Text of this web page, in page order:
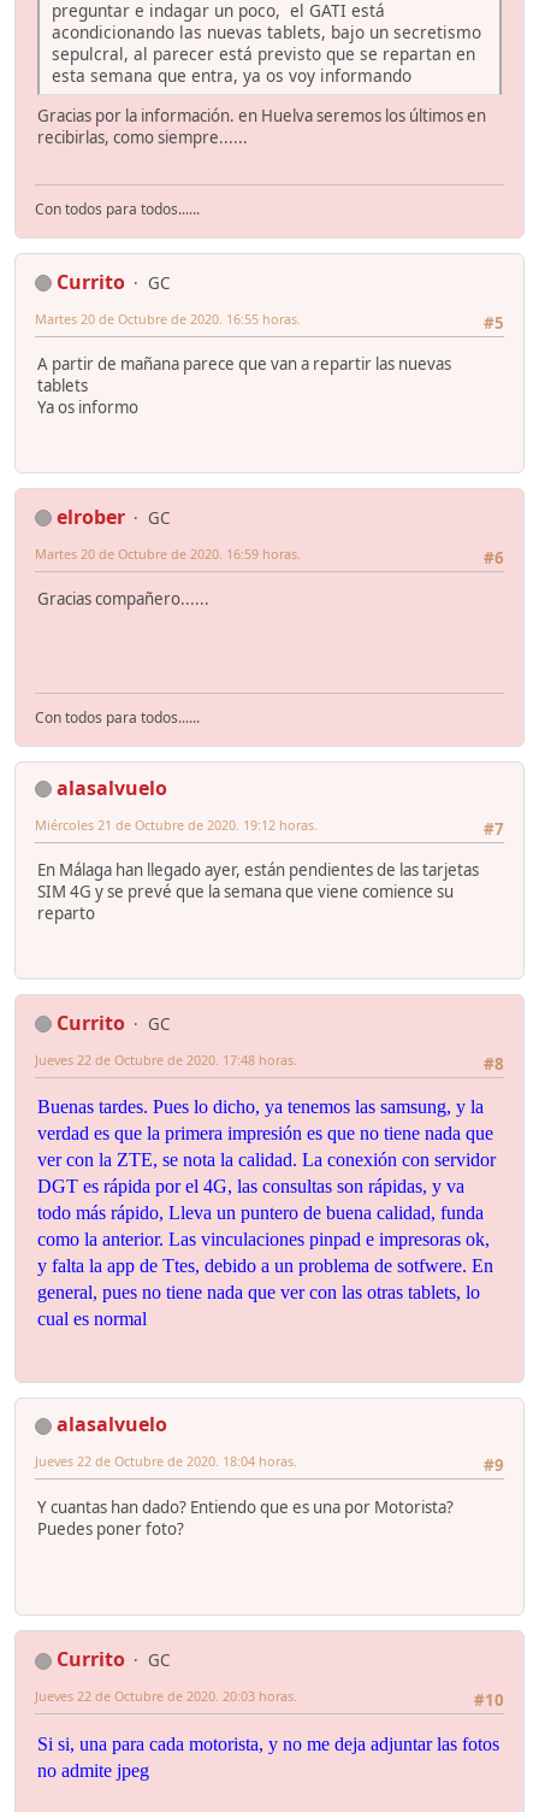
preguntar e indagar un poco, el GATI está
acondicionando las nuevas tablets, bajo un secretismo
sepulcral, al parecer está previsto que se repartan en
esta semana que entra, ya os voy informando
Gracias por la información. en Huelva seremos los últimos en
recibirlas, como siempre......
Con todos para todos......
Currito
GC
#5
Martes 20 de Octubre de 2020. 16:55 horas.
A partir de mañana parece que van a repartir las nuevas
tablets
Ya os informo
elrober
GC
#6
Martes 20 de Octubre de 2020. 16:59 horas.
Gracias compañero......
Con todos para todos......
alasalvuelo
#7
Miércoles 21 de Octubre de 2020. 19:12 horas.
En Málaga han llegado ayer, están pendientes de las tarjetas
SIM 4G y se prevé que la semana que viene comience su
reparto
Currito
GC
#8
Jueves 22 de Octubre de 2020. 17:48 horas.
Buenas tardes. Pues lo dicho, ya tenemos las samsung, y la
verdad es que la primera impresión es que no tiene nada que
ver con la ZTE, se nota la calidad. La conexión con servidor
DGT es rápida por el 4G, las consultas son rápidas, y va
todo más rápido, Lleva un puntero de buena calidad, funda
como la anterior. Las vinculaciones pinpad e impresoras ok,
y falta la app de Ttes, debido a un problema de sotfwere. En
general, pues no tiene nada que ver con las otras tablets, lo
cual es normal
alasalvuelo
#9
Jueves 22 de Octubre de 2020. 18:04 horas.
Y cuantas han dado? Entiendo que es una por Motorista?
Puedes poner foto?
Currito
GC
#10
Jueves 22 de Octubre de 2020. 20:03 horas.
Si si, una para cada motorista, y no me deja adjuntar las fotos
no admite jpeg